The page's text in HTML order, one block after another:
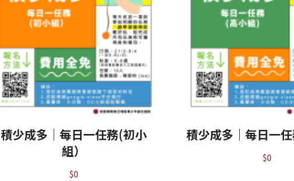
積少成多｜每日一任務(初小
組）
$0
積少成多｜每日一
$0